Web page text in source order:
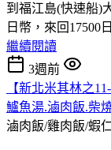
到福江島(快速船)
日幣，來回17500
繼續閱讀
3週前
【新北米其林之
鱸魚湯.滷肉飯.柴
滷肉飯/雞肉飯/蝦